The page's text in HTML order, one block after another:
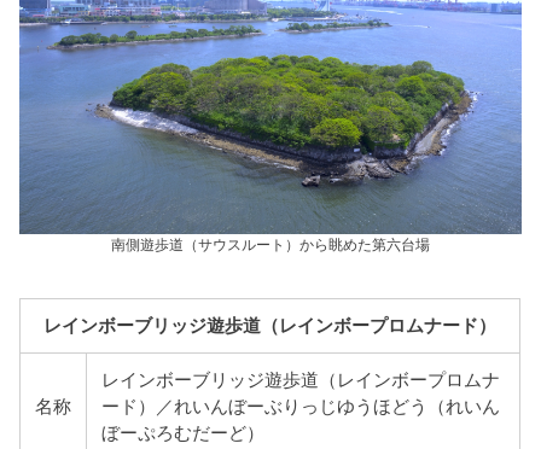
南側遊歩道（サウスルート）から眺めた第六台場
レインボーブリッジ遊歩道（レインボープロムナード）
名称
レインボーブリッジ遊歩道（レインボープロムナ
ード）／れいんぼーぶりっじゆうほどう（れいん
ぼーぷろむだーど）